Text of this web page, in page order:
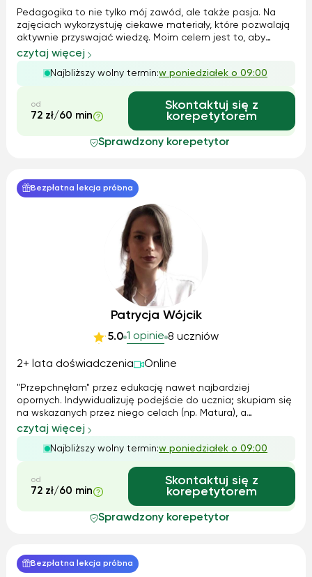
Pedagogika to nie tylko mój zawód, ale także pasja. Na
zajęciach wykorzystuję ciekawe materiały, które pozwalają
aktywnie przyswajać wiedzę. Moim celem jest to, aby
zdobyte wiadomości z gramatyki i literatury były dla ucznia
zrozumiałe i mógł sam wykorzystywać je w praktyce.
Zarówno rodzice jak i uc...
czytaj więcej
Najbliższy wolny termin:w poniedziałek o 09:00
od
72 zł/60 min
Skontaktuj się z
korepetytorem
Sprawdzony korepetytor
Bezpłatna lekcja próbna
Patrycja Wójcik
5.0 1 opinie 8 uczniów
2+ lata doświadczenia Online
"Przepchnęłam" przez edukację nawet najbardziej
opornych. Indywidualizuję podejście do ucznia; skupiam się
na wskazanych przez niego celach (np. Matura), a
jednocześnie zachęcam do holistycznego rozwoju
humanistycznego, m. in. Pomagam wzbogacić zasób
słownictwa, zawsze służę dodatkowymi wskazaniami ...
czytaj więcej
Najbliższy wolny termin:w poniedziałek o 09:00
od
72 zł/60 min
Skontaktuj się z
korepetytorem
Sprawdzony korepetytor
Bezpłatna lekcja próbna